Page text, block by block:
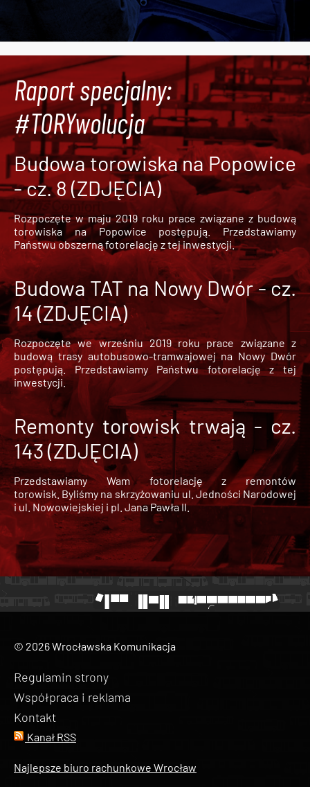
Raport specjalny:
#TORYwolucja
Budowa torowiska na Popowice
- cz. 8 (ZDJĘCIA)
Rozpoczęte w maju 2019 roku prace związane z budową
torowiska na Popowice
postępują. Przedstawiamy
Państwu obszerną fotorelację z tej inwestycji.
Budowa TAT na Nowy Dwór - cz.
14 (ZDJĘCIA)
Rozpoczęte we wrześniu 2019 roku prace związane z
budową trasy autobusowo-tramwajowej na Nowy Dwór
postępują. Przedstawiamy Państwu fotorelację z tej
inwestycji.
Remonty torowisk trwają - cz.
143 (ZDJĘCIA)
Przedstawiamy Wam fotorelację z remontów
torowisk. Byliśmy na skrzyżowaniu ul. Jedności Narodowej
i ul. Nowowiejskiej i pl. Jana Pawła II.
© 2026 Wrocławska Komunikacja
Regulamin strony
Współpraca i reklama
Kontakt
Kanał RSS
Najlepsze biuro rachunkowe Wrocław